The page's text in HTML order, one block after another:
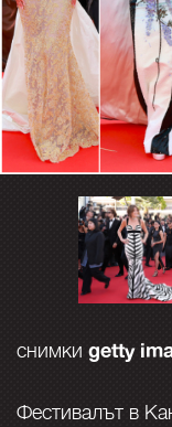
снимки getty
Фестивалът в